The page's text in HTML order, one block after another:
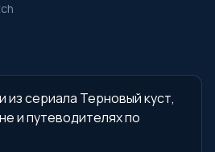
из сериала Терновый куст,
и путеводителях по